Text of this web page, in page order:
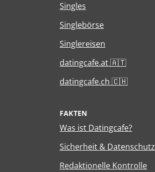
Singles
Singlebörse
Singlereisen
datingcafe.at 🇦🇹
datingcafe.ch 🇨🇭
FAKTEN
Was ist Datingcafe?
Sicherheit & Datenschutz
Redaktionelle Kontrolle